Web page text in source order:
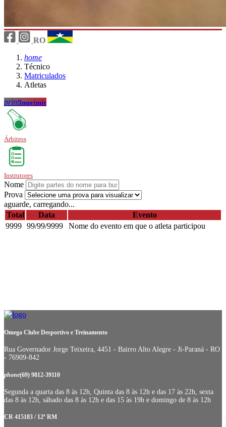
RO
home
Técnico
Matriculados
Atletas
printImprimir
Árbitros
Instrutores
Nome
Prova
aguarde, carregando...
Total
Data
Evento
9999 99/99/9999 Nome do evento em que o atleta participou
Omega Clube Desportivo e Treinamento
Rua Governador Jorge Teixeira, 4451 - Bairro Alto Alegre - Ji-Paraná - RO
- 76909-842
phone(69) 9812-39110
Segunda a quarta das 8 às 12h, Quinta das 8 às 12h e das 17 às 22h, sexta
das 8 às 12h, sábado das 8 às 12h e das 15 às 19h e domingo de 8 às 12h
CR 415183 / 12ª RM